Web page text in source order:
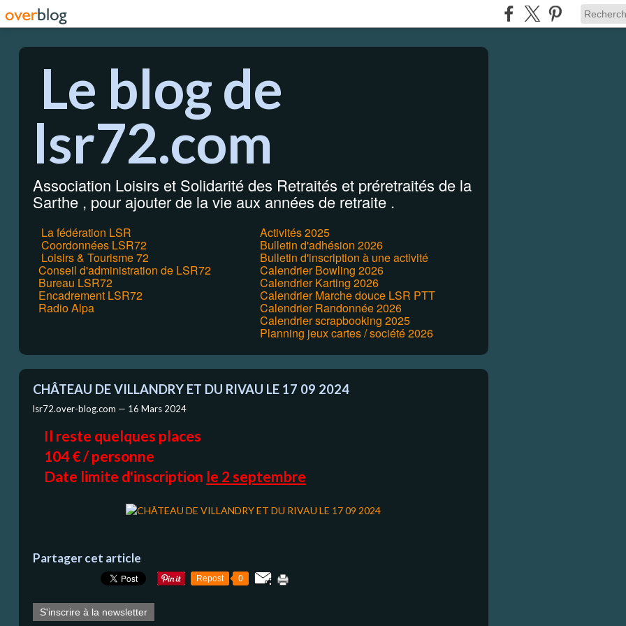
Le blog de
lsr72.com
Association Loisirs et Solidarité des Retraités et préretraités de la
Sarthe , pour ajouter de la vie aux années de retraite .
La fédération LSR
Coordonnées LSR72
Loisirs & Tourisme 72
Conseil d'administration de LSR72
Bureau LSR72
Encadrement LSR72
Radio Alpa
Activités 2025
Bulletin d'adhésion 2026
Bulletin d'inscription à une activité
Calendrier Bowling 2026
Calendrier Karting 2026
Calendrier Marche douce LSR PTT
Calendrier Randonnée 2026
Calendrier scrapbooking 2025
Planning jeux cartes / société 2026
CHÂTEAU DE VILLANDRY ET DU RIVAU LE 17 09 2024
lsr72.over-blog.com — 16 Mars 2024
Il reste quelques places
104 € / personne
Date limite d'inscription le 2 septembre
Partager cet article
Repost 0
S'inscrire à la newsletter